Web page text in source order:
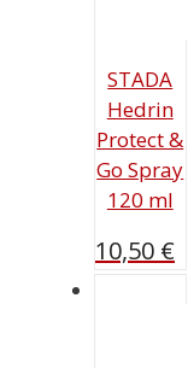
STADA
Hedrin
Protect &
Go Spray
120 ml
10,50 €